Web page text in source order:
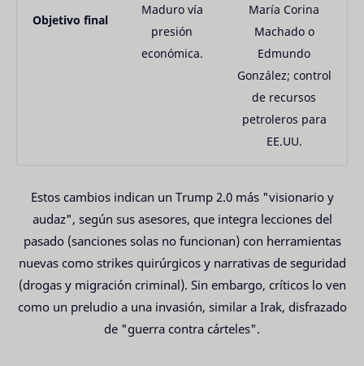
Objetivo final
Maduro vía
presión
económica.
María Corina
Machado o
Edmundo
González; control
de recursos
petroleros para
EE.UU.
Estos cambios indican un Trump 2.0 más "visionario y
audaz", según sus asesores, que integra lecciones del
pasado (sanciones solas no funcionan) con herramientas
nuevas como strikes quirúrgicos y narrativas de seguridad
(drogas y migración criminal). Sin embargo, críticos lo ven
como un preludio a una invasión, similar a Irak, disfrazado
de "guerra contra cárteles".